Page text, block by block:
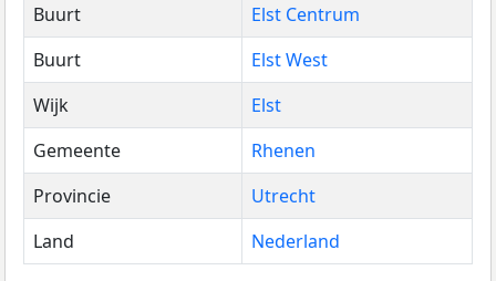
Buurt
Elst Centrum
Buurt
Elst West
Wijk
Elst
Gemeente
Rhenen
Provincie
Utrecht
Land
Nederland